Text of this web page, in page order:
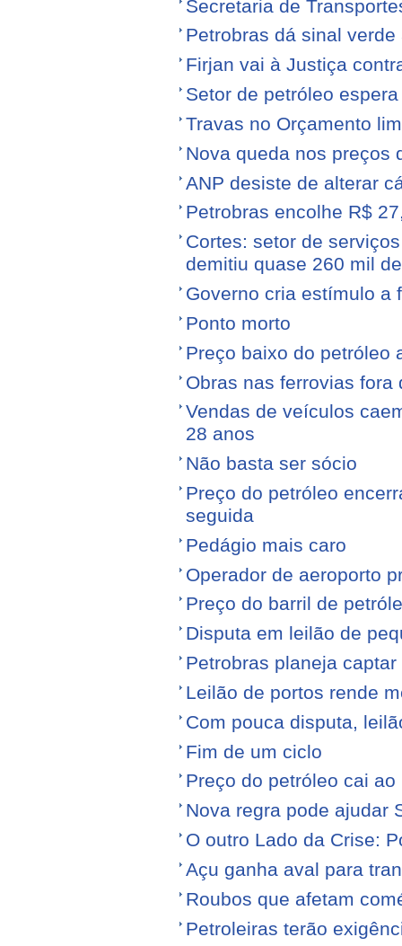
Secretaria de
Petrobras dá sinal
Firjan vai à Justiça
Setor de petróleo
Travas no Orçamento
Nova queda nos preços
ANP desiste de alterar
Petrobras encolhe R$
Cortes: setor de
demitiu quase 260 mil
Governo cria estímulo a
Ponto morto
Preço baixo do petróleo
Obras nas ferrovias fora
Vendas de veículos
28 anos
Não basta ser sócio
Preço do petróleo
seguida
Pedágio mais caro
Operador de aeroporto
Preço do barril de
Disputa em leilão de
Petrobras planeja
Leilão de portos rende
Com pouca disputa,
Fim de um ciclo
Preço do petróleo cai
Nova regra pode ajudar
O outro Lado da Crise:
Açu ganha aval para
Roubos que afetam
Petroleiras terão